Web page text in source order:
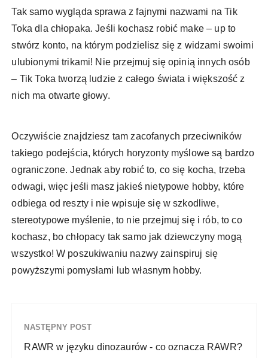
Tak samo wygląda sprawa z fajnymi nazwami na Tik
Toka dla chłopaka. Jeśli kochasz robić make – up to
stwórz konto, na którym podzielisz się z widzami swoimi
ulubionymi trikami! Nie przejmuj się opinią innych osób
– Tik Toka tworzą ludzie z całego świata i większość z
nich ma otwarte głowy.
Oczywiście znajdziesz tam zacofanych przeciwników
takiego podejścia, których horyzonty myślowe są bardzo
ograniczone. Jednak aby robić to, co się kocha, trzeba
odwagi, więc jeśli masz jakieś nietypowe hobby, które
odbiega od reszty i nie wpisuje się w szkodliwe,
stereotypowe myślenie, to nie przejmuj się i rób, to co
kochasz, bo chłopacy tak samo jak dziewczyny mogą
wszystko! W poszukiwaniu nazwy zainspiruj się
powyższymi pomysłami lub własnym hobby.
NASTĘPNY POST
RAWR w języku dinozaurów - co oznacza RAWR?